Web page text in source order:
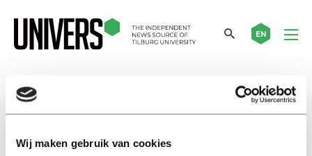
Wij maken gebruik van cookies
EN
Tim van der Meijden
News